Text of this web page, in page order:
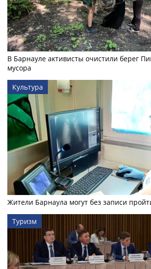
В Барнауле активисты очистили берег
мусора
Культура
Жители Барнаула могут без записи
Туризм